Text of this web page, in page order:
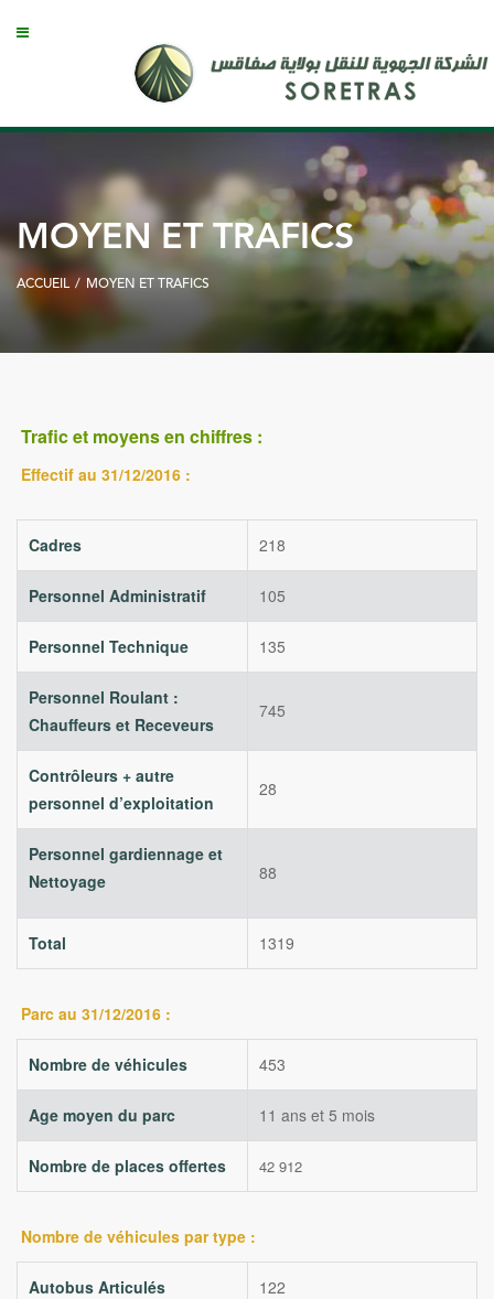
MOYEN ET TRAFICS
ACCUEIL / MOYEN ET TRAFICS
Trafic et moyens en chiffres :
Effectif au 31/12/2016 :
Cadres 218
Personnel Administratif 105
Personnel Technique 135
Personnel Roulant :
Chauffeurs et Receveurs
745
Contrôleurs + autre
personnel d’exploitation
28
Personnel gardiennage et
Nettoyage
88
Total 1319
Parc au 31/12/2016 :
Nombre de véhicules 453
Age moyen du parc 11 ans et 5 mois
Nombre de places offertes 42 912
Nombre de véhicules par type :
Autobus Articulés 122